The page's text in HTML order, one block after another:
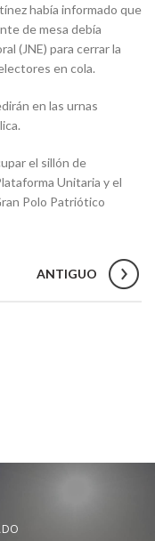
había informado que
de mesa debía
(JNE) para cerrar la
en cola.
en las urnas
el sillón de
Unitaria y el
Polo Patriótico
ANTIGUO